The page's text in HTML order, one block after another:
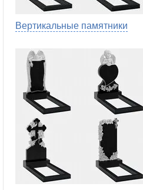
Вертикальные памятники